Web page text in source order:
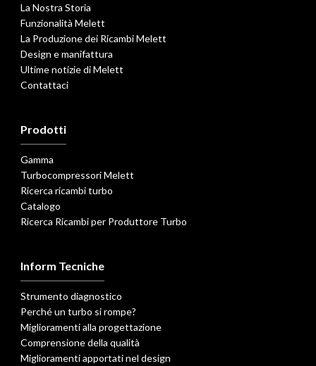
La Nostra Storia
Funzionalità Melett
La Produzione dei Ricambi Melett
Design e manifattura
Ultime notizie di Melett
Contattaci
Prodotti
Gamma
Turbocompressori Melett
Ricerca ricambi turbo
Catalogo
Ricerca Ricambi per Produttore Turbo
Inform Tecniche
Strumento diagnostico
Perché un turbo si rompe?
Miglioramenti alla progettazione
Comprensione della qualità
Miglioramenti apportati nel design